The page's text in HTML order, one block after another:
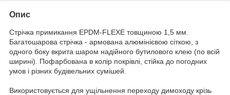
Опис
Стрічка примикання EPDM-FLEXE товщиною 1,5 мм.
Багатошарова стрічка - армована алюмінієвою сіткою, з
одного боку вкрита шаром надійного бутилового клею (по всій
ширині). Пофарбована в колір покрівлі, стійка до погодних
умов і різних будівельних сумішей.
Використовується для ущільнення переходу димоходу крізь